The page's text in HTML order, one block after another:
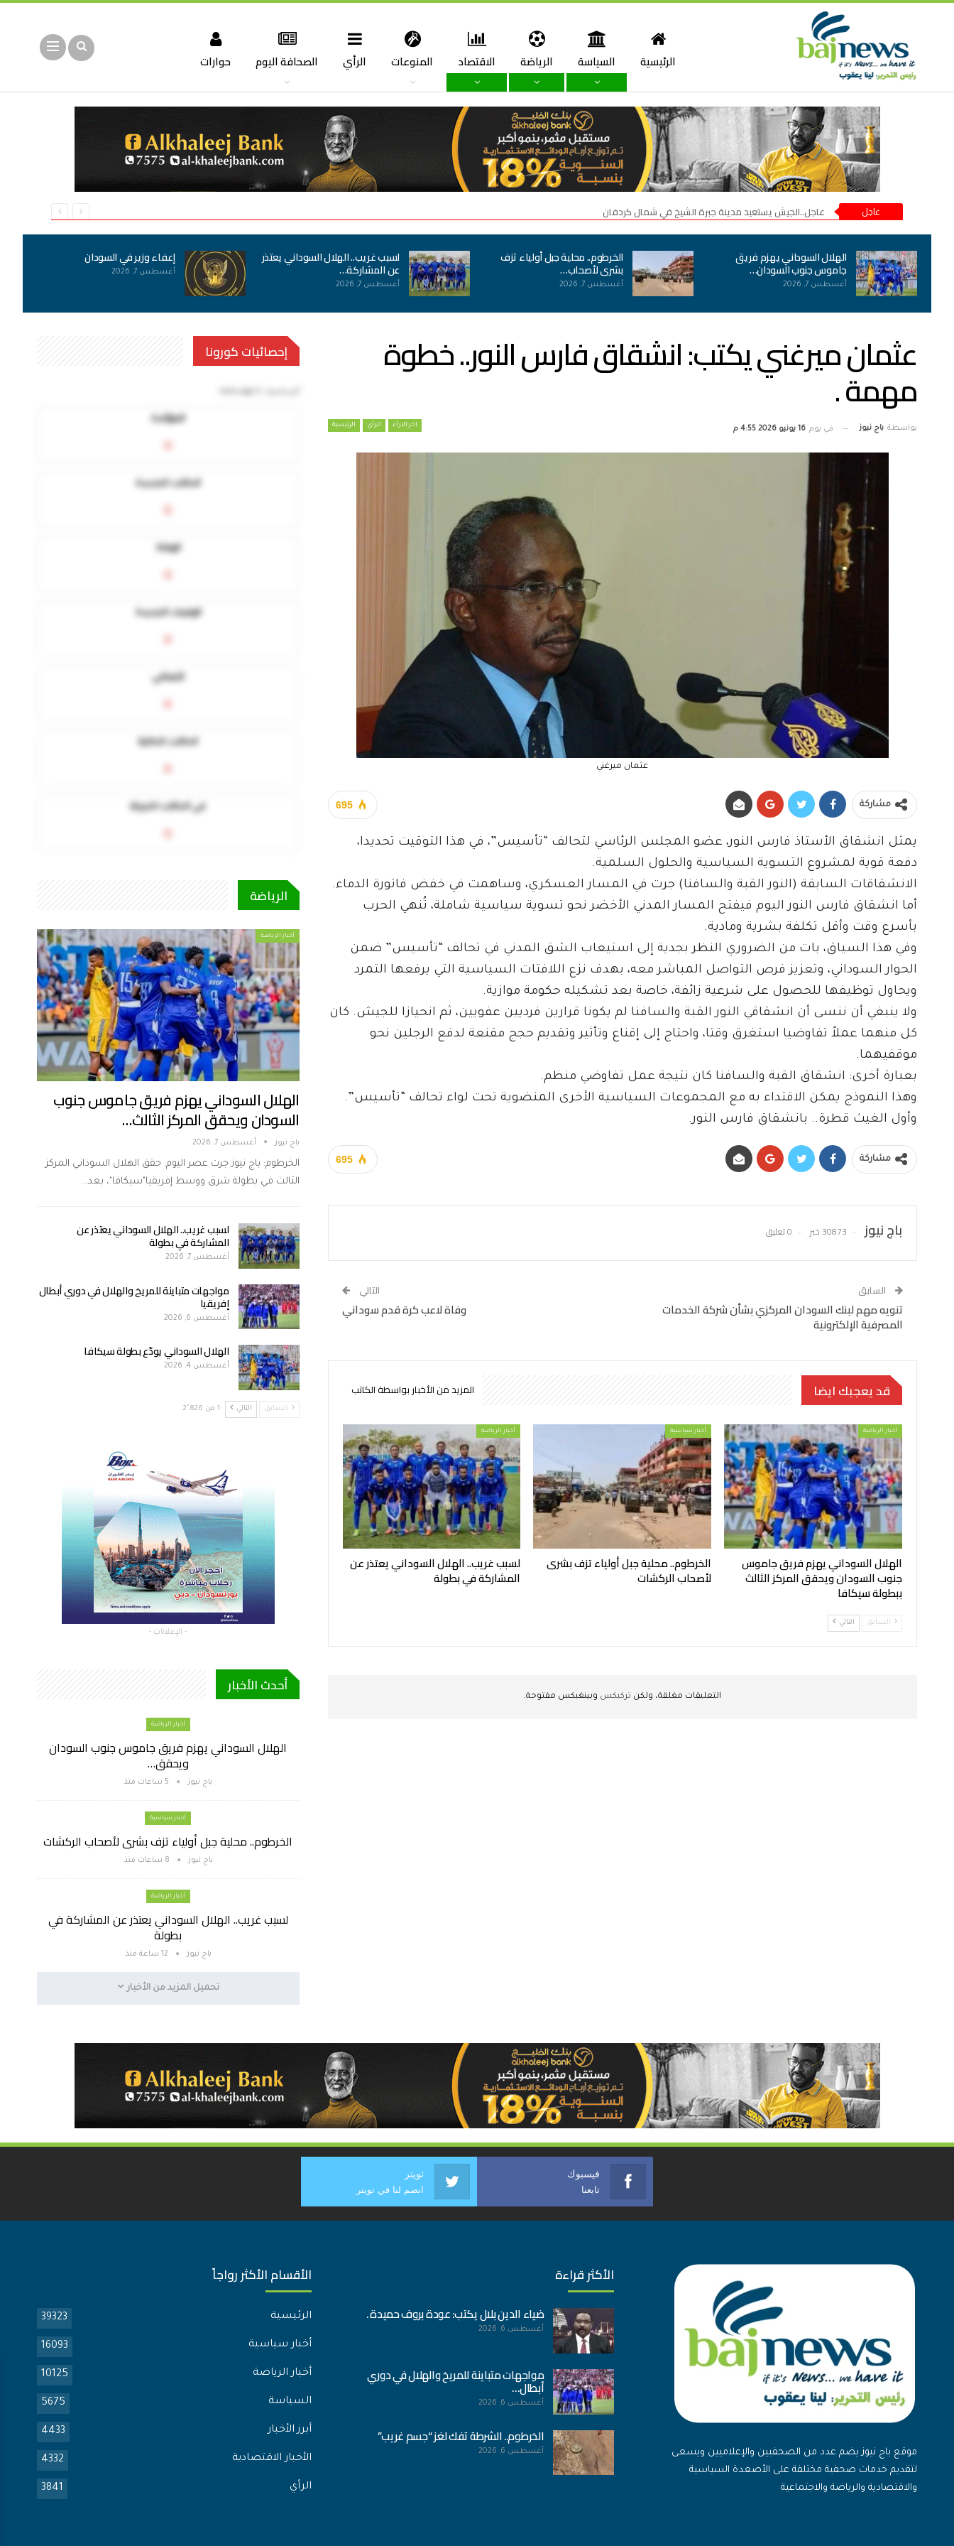
الرئيسية السياسة الرياضة الاقتصاد المنوعات الرأي الصحافة اليوم حوارات
عاجل عاجل..الجيش يستعيد مدينة جبرة الشيخ في شمال كردفان
الهلال السوداني يهزم فريق
جاموس جنوب السودان…
أغسطس 7, 2026
الخرطوم.. محلية جبل أولياء تزف
بشرى لأصحاب…
أغسطس 7, 2026
لسبب غريب.. الهلال السوداني يعتذر
عن المشاركة…
أغسطس 7, 2026
إعفاء وزير في السودان
أغسطس 7, 2026
عثمان ميرغني يكتب: انشقاق فارس النور.. خطوة
مهمة .
اخر الارأء الرأي الرئيسية بواسطة باج نيوز في يوم 16 يونيو 2026 4:55 م
عثمان ميرغني
695 مشاركة
يمثل انشقاق الأستاذ فارس النور، عضو المجلس الرئاسي لتحالف “تأسيس”، في هذا التوقيت تحديدا،
دفعة قوية لمشروع التسوية السياسية والحلول السلمية.
الانشقاقات السابقة (النور القبة والسافنا) جرت في المسار العسكري، وساهمت في خفض فاتورة الدماء.
أما انشقاق فارس النور اليوم فيفتح المسار المدني الأخضر نحو تسوية سياسية شاملة، تُنهي الحرب
بأسرع وقت وأقل تكلفة بشرية ومادية.
وفي هذا السياق، بات من الضروري النظر بجدية إلى استيعاب الشق المدني في تحالف “تأسيس” ضمن
الحوار السوداني، وتعزيز فرص التواصل المباشر معه، بهدف نزع اللافتات السياسية التي يرفعها التمرد
ويحاول توظيفها للحصول على شرعية زائفة، خاصة بعد تشكيله حكومة موازية.
ولا ينبغي أن ننسى أن انشقاقي النور القبة والسافنا لم يكونا قرارين فرديين عفويين، ثم انحيازا للجيش. كان
كل منهما عملاً تفاوضيا استغرق وقتا، واحتاج إلى إقناع وتأثير وتقديم حجج مقنعة لدفع الرجلين نحو
موقفيهما.
بعبارة أخرى: انشقاق القبة والسافنا كان نتيجة عمل تفاوضي منظم.
وهذا النموذج يمكن الاقتداء به مع المجموعات السياسية الأخرى المنضوية تحت لواء تحالف “تأسيس”.
وأول الغيث قطرة.. بانشقاق فارس النور.
695 مشاركة
باج نيوز 30873 خبر 0 تعليق
السابق
تنويه مهم لبنك السودان المركزي بشأن شركة الخدمات
المصرفية الإلكترونية
التالي
وفاة لاعب كرة قدم سوداني
قد يعجبك ايضا المزيد من الأخبار بواسطة الكاتب
أخبار الرياضة
الهلال السوداني يهزم فريق جاموس
جنوب السودان ويحقق المركز الثالث
ببطولة سيكافا
أخبار سياسية
الخرطوم.. محلية جبل أولياء تزف بشرى
لأصحاب الركشات
أخبار الرياضة
لسبب غريب.. الهلال السوداني يعتذر عن
المشاركة في بطولة
السابق التالي
التعليقات مغلقة، ولكن تركبكس وبينغبكس مفتوحة.
إحصائيات كورونا
التعافي
في الحالات الحرجة
الرياضة
أخبار الرياضة
الهلال السوداني يهزم فريق جاموس جنوب
السودان ويحقق المركز الثالث…
باج نيوز أغسطس 7, 2026
الخرطوم: باج نيوز جرت عصر اليوم. حقق الهلال السوداني المركز
الثالث في بطولة شرق ووسط إفريقيا"سيكافا"، بعد…
لسبب غريب.. الهلال السوداني يعتذر عن
المشاركة في بطولة
أغسطس 7, 2026
مواجهات متباينة للمريخ والهلال في دوري أبطال
إفريقيا
أغسطس 6, 2026
الهلال السوداني يودّع بطولة سيكافا
أغسطس 4, 2026
السابق التالي 1 من 2٬826
- الإعلانات -
أحدث الأخبار
أخبار الرياضة
الهلال السوداني يهزم فريق جاموس جنوب السودان
ويحقق…
باج نيوز 5 ساعات منذ
أخبار سياسية
الخرطوم.. محلية جبل أولياء تزف بشرى لأصحاب الركشات
باج نيوز 8 ساعات منذ
أخبار الرياضة
لسبب غريب.. الهلال السوداني يعتذر عن المشاركة في
بطولة
باج نيوز 12 ساعة منذ
تحميل المزيد من الأخبار
فيسبوك
تابعنا
تويتر
انضم لنا في تويتر
موقع باج نيوز يضم عدد من الصحفيين والإعلاميين ويسعى
لتقديم خدمات صحفية مختلفة على الأصعدة السياسية
والاقتصادية والرياضة والاجتماعية
الأكثر قراءة
ضياء الدين بلال يكتب: عودة بروف حميدة .
أغسطس 6, 2026
مواجهات متباينة للمريخ والهلال في دوري
أبطال…
أغسطس 6, 2026
الخرطوم.. الشرطة تفك لغز “جسم غريب”
أغسطس 6, 2026
الأقسام الأكثر رواجاً
الرئيسية 39323
أخبار سياسية 16093
أخبار الرياضة 10125
السياسة 5675
أبرز الأخبار 4433
الأخبار الاقتصادية 4332
الرأي 3841